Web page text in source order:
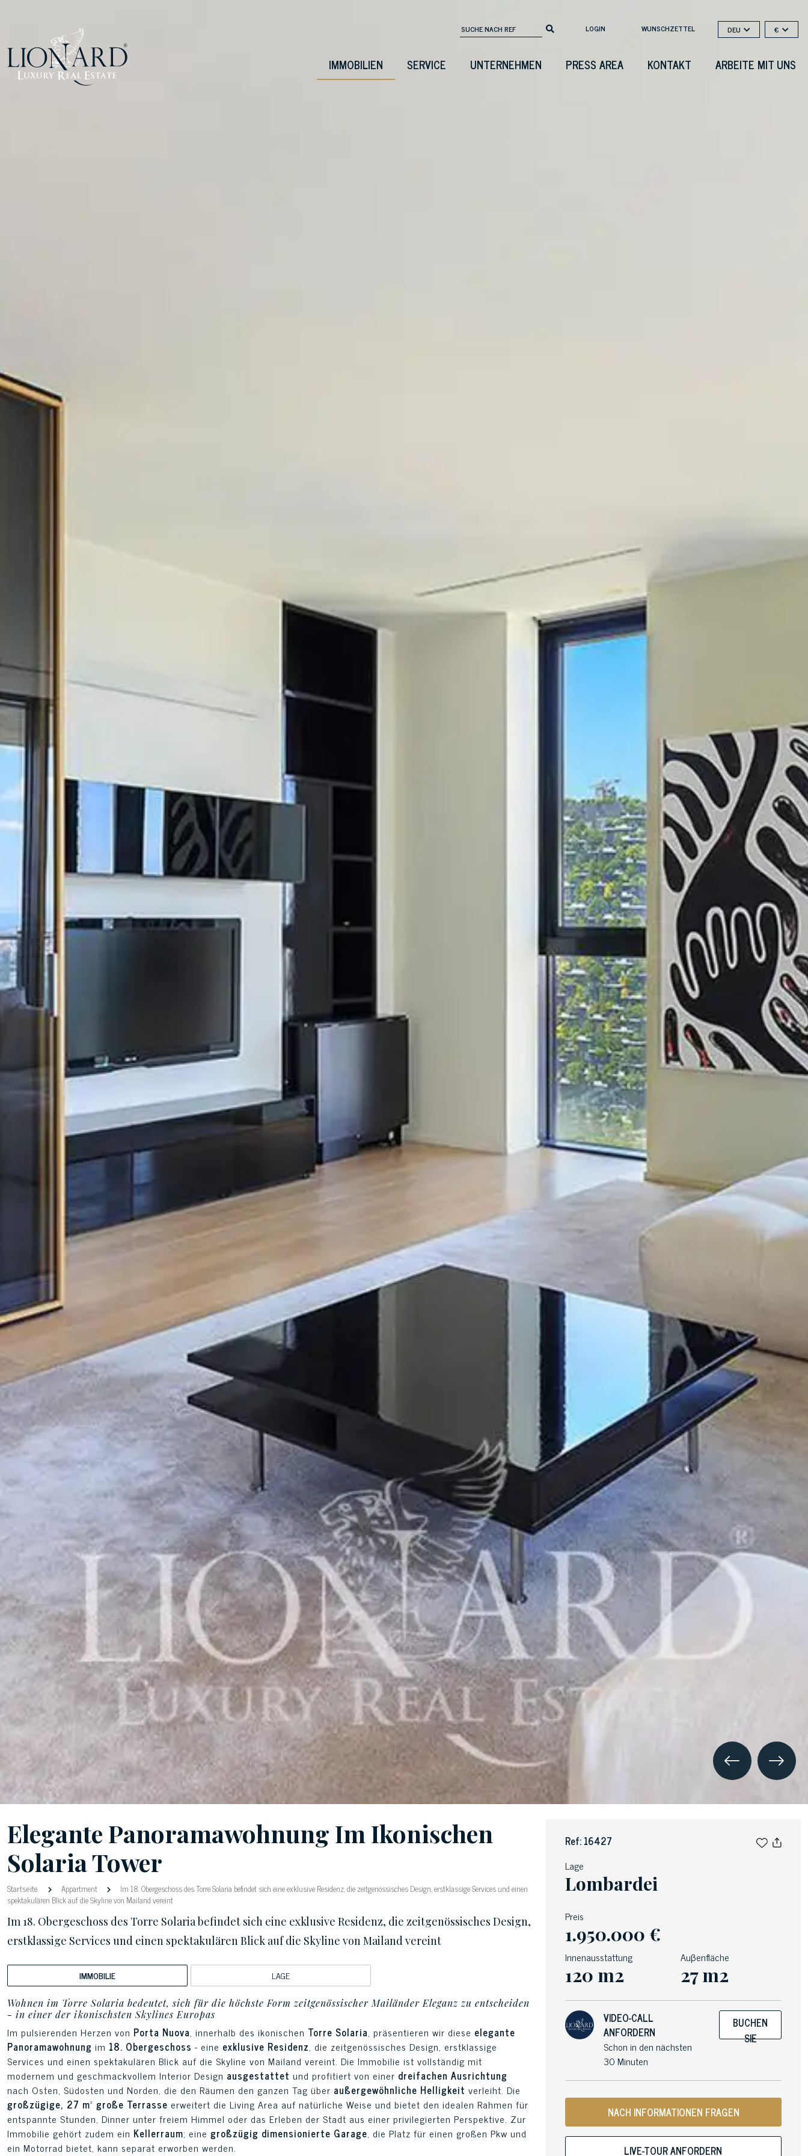
LOGIN WUNSCHZETTEL DEU €
IMMOBILIEN SERVICE UNTERNEHMEN PRESS AREA KONTAKT ARBEITE MIT UNS
Elegante Panoramawohnung Im Ikonischen
Solaria Tower
Startseite Appartment
Im 18. Obergeschoss des Torre Solaria befindet sich eine exklusive Residenz, die zeitgenössisches Design, erstklassige Services und einen
spektakulären Blick auf die Skyline von Mailand vereint
Im 18. Obergeschoss des Torre Solaria befindet sich eine exklusive Residenz, die zeitgenössisches Design,
erstklassige Services und einen spektakulären Blick auf die Skyline von Mailand vereint
IMMOBILIE LAGE
Wohnen im Torre Solaria bedeutet, sich für die höchste Form zeitgenössischer Mailänder Eleganz zu entscheiden
- in einer der ikonischsten Skylines Europas
Im pulsierenden Herzen von Porta Nuova, innerhalb des ikonischen Torre Solaria, präsentieren wir diese elegante
Panoramawohnung im 18. Obergeschoss - eine exklusive Residenz, die zeitgenössisches Design, erstklassige
Services und einen spektakulären Blick auf die Skyline von Mailand vereint. Die Immobilie ist vollständig mit
modernem und geschmackvollem Interior Design ausgestattet und profitiert von einer dreifachen Ausrichtung
nach Osten, Südosten und Norden, die den Räumen den ganzen Tag über außergewöhnliche Helligkeit verleiht. Die
großzügige, 27 m² große Terrasse erweitert die Living Area auf natürliche Weise und bietet den idealen Rahmen für
entspannte Stunden, Dinner unter freiem Himmel oder das Erleben der Stadt aus einer privilegierten Perspektive. Zur
Immobilie gehört zudem ein Kellerraum; eine großzügig dimensionierte Garage, die Platz für einen großen Pkw und
ein Motorrad bietet, kann separat erworben werden.
Ref: 16427
Lage
Lombardei
Preis
1.950.000 €
Innenausstattung
120 m2
Auβenfläche
27 m2
VIDEO-CALL
ANFORDERN
Schon in den nächsten
30 Minuten
BUCHEN
SIE
NACH INFORMATIONEN FRAGEN
LIVE-TOUR ANFORDERN